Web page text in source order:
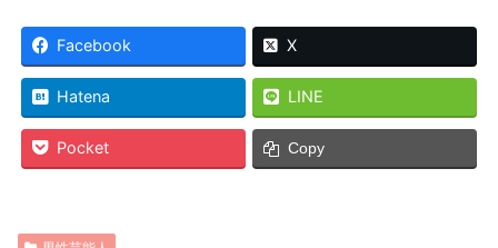
Facebook X
Hatena LINE
Pocket Copy